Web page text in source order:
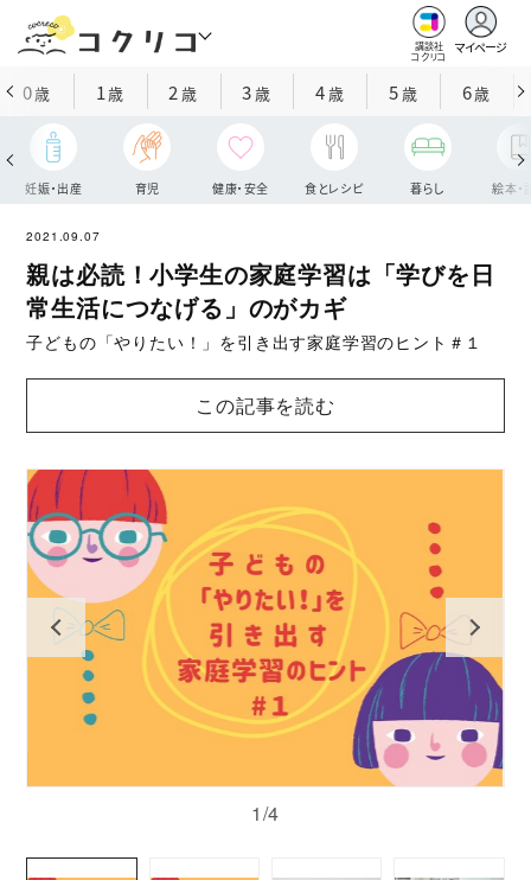
講談社
コクリコ
マイページ
0歳 1歳 2 歳 3歳 4歳 5歳 6歳
妊娠・出産 育児 健康・安全 食とレシピ 暮らし 絵本・
2021.09.07
親は必読！小学生の家庭学習は「学びを日
常生活につなげる」のがカギ
子どもの「やりたい！」を引き出す家庭学習のヒント＃１
この記事を読む
1/4